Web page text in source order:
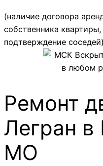
(наличие договора
собственника
подтверждение соседей)
Ремонт
Легран в
МО